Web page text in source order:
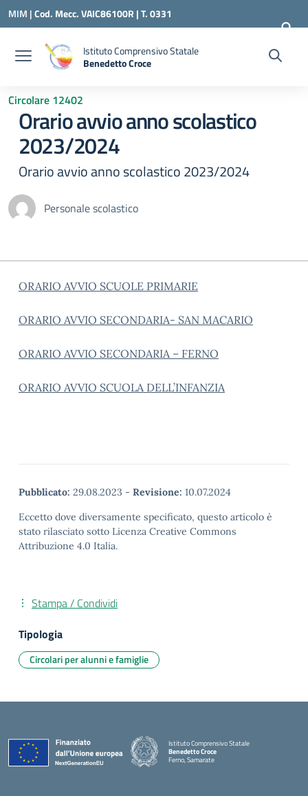
Vai ai contenuti
Vai al menu di navigazione
Vai al footer
MIM |Cod. Mecc. VAIC86100R | T. 0331
240260 | VAIC86100R@ISTRUZIONE.IT
Istituto Comprensivo Statale
Benedetto Croce
Circolare 12402
Orario avvio anno scolastico
2023/2024
Orario avvio anno scolastico 2023/2024
Personale scolastico
ORARIO AVVIO SCUOLE PRIMARIE
ORARIO AVVIO SECONDARIA- SAN MACARIO
ORARIO AVVIO SECONDARIA – FERNO
ORARIO AVVIO SCUOLA DELL’INFANZIA
Pubblicato: 29.08.2023 - Revisione: 10.07.2024
Eccetto dove diversamente specificato, questo articolo è
stato rilasciato sotto Licenza Creative Commons
Attribuzione 4.0 Italia.
Stampa / Condividi
Tipologia
Circolari per alunni e famiglie
Istituto Comprensivo Statale
Benedetto Croce
Ferno, Samarate